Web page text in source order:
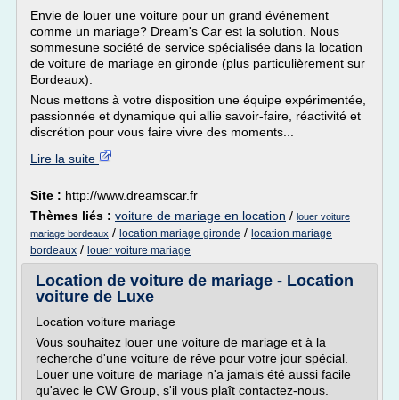
Envie de louer une voiture pour un grand événement
comme un mariage? Dream's Car est la solution. Nous
sommesune société de service spécialisée dans la location
de voiture de mariage en gironde (plus particulièrement sur
Bordeaux).
Nous mettons à votre disposition une équipe expérimentée,
passionnée et dynamique qui allie savoir-faire, réactivité et
discrétion pour vous faire vivre des moments...
Lire la suite
Site : http://www.dreamscar.fr
Thèmes liés : voiture de mariage en location / louer voiture
mariage bordeaux / location mariage gironde / location mariage
bordeaux / louer voiture mariage
Location de voiture de mariage - Location
voiture de Luxe
Location voiture mariage
Vous souhaitez louer une voiture de mariage et à la
recherche d'une voiture de rêve pour votre jour spécial.
Louer une voiture de mariage n'a jamais été aussi facile
qu'avec le CW Group, s'il vous plaît contactez-nous.